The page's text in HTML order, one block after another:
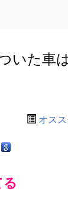
いた車
オス